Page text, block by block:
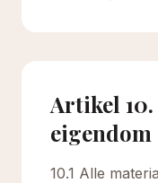
Artikel
eigendom
10.1 Alle